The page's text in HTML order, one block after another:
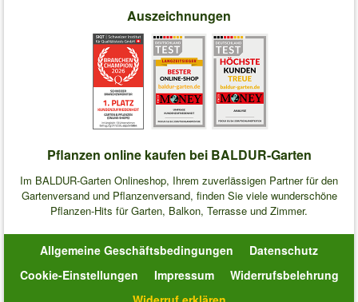
Auszeichnungen
Pflanzen online kaufen bei BALDUR-Garten
Im BALDUR-Garten Onlineshop, Ihrem zuverlässigen Partner für den
Gartenversand und Pflanzenversand, finden Sie viele wunderschöne
Pflanzen-Hits für Garten, Balkon, Terrasse und Zimmer.
Allgemeine Geschäftsbedingungen
Datenschutz
Cookie-Einstellungen
Impressum
Widerrufsbelehrung